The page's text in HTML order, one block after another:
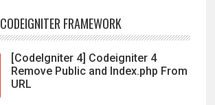
CODEIGNITER FRAMEWORK
[CodeIgniter 4] Codeigniter 4
Remove Public and Index.php From
URL